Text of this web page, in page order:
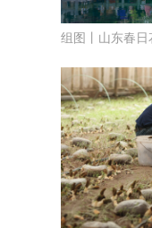
组图丨山东春日